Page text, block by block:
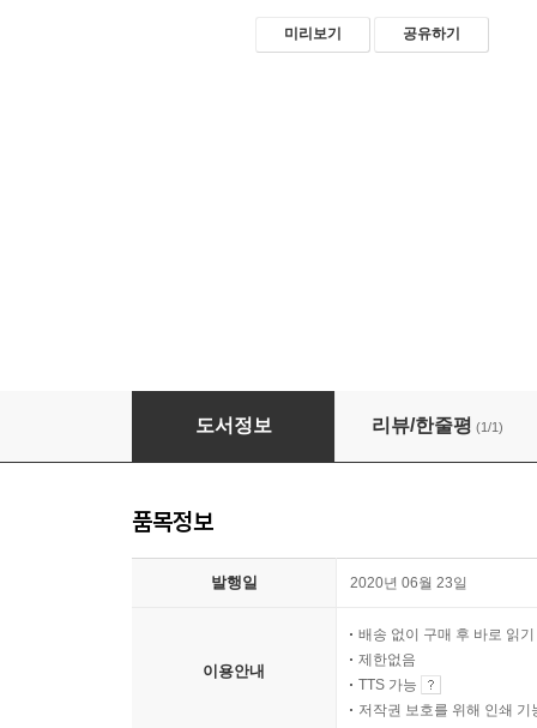
미리보기 공유하기
1★9★3★7 이쿠미나
도서정보 리뷰/한줄평 (1/1)
품목정보
발행일 2020년 06월 23일
이용안내
배송 없이 구매 후 바로 읽기
제한없음
TTS 가능
저작권 보호를 위해 인쇄 기